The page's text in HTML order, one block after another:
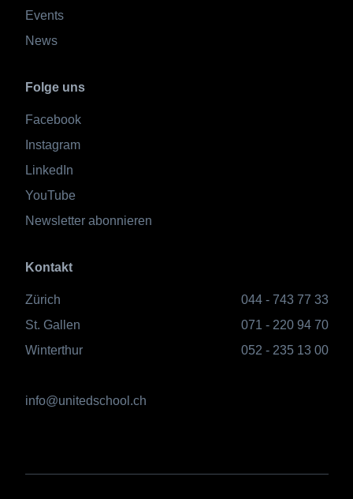
Events
News
Folge uns
Facebook
Instagram
LinkedIn
YouTube
Newsletter abonnieren
Kontakt
Zürich
044 - 743 77 33
St. Gallen
071 - 220 94 70
Winterthur
052 - 235 13 00
info@unitedschool.ch